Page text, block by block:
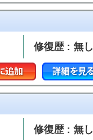
修復歴 : 無し
修復歴 : 無し